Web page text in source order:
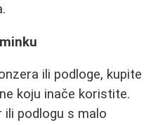
ili podloge, kupite
koju inače koristite.
podlogu s malo